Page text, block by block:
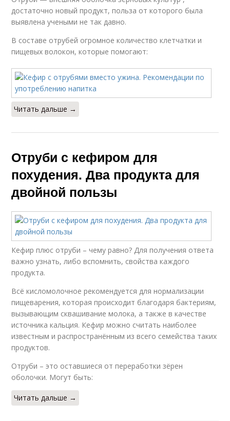
достаточно новый продукт, польза от которого была
выявлена учеными не так давно.
В составе отрубей огромное количество клетчатки и
пищевых волокон, которые помогают:
Читать дальше →
Отруби с кефиром для
похудения. Два продукта для
двойной пользы
Кефир плюс отруби – чему равно? Для получения ответа
важно узнать, либо вспомнить, свойства каждого
продукта.
Всё кисломолочное рекомендуется для нормализации
пищеварения, которая происходит благодаря бактериям,
вызывающим сквашивание молока, а также в качестве
источника кальция. Кефир можно считать наиболее
известным и распространённым из всего семейства таких
продуктов.
Отруби – это оставшиеся от переработки зёрен
оболочки. Могут быть:
Читать дальше →